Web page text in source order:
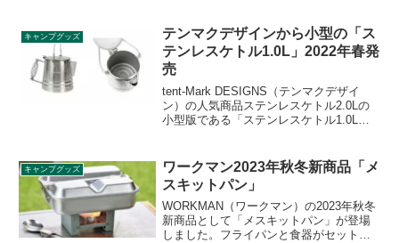
ち運び収納に便利な専用ケースも付いて
います。詳細をレビューします。
キャンプグッズ
テンマクデザインから小型の「ス
テンレスケトル1.0L」2022年春発
売
tent-Mark DESIGNS（テンマクデザイ
ン）の人気商品ステンレスケトル2.0Lの
小型版である「ステンレスケトル1.0L」
あり、焚き火で使いやすいケトルです。
詳細をレビューします。
キャンプグッズ
ワークマン2023年秋冬新商品「メ
スキットパン」
WORKMAN（ワークマン）の2023年秋冬
新商品として「メスキットパン」が登場
しました。フライパンと食器がセットに